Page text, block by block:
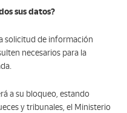
sus datos?
solicitud de información
necesarios para la
a su bloqueo, estando
y tribunales, el Ministerio